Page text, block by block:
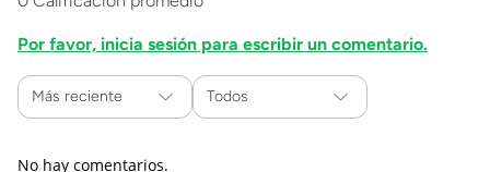
Por favor, inicia sesión para escribir un comentario.
Más reciente Todos
No hay comentarios.